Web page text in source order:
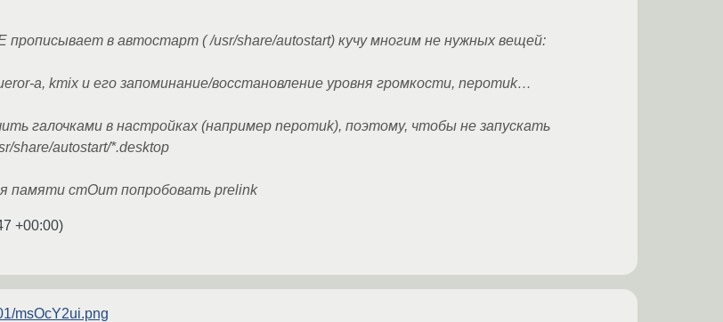
прописывает в автостарт ( /usr/share/autostart) кучу многим не нужных вещей:
а, kmix и его запоминание/восстановление уровня громкости, nepomuk…
галочками в настройках (например nepomuk), поэтому, чтобы не запускать
share/autostart/*.desktop
памяти стОит попробовать prelink
+00:00)
msOcY2ui.png